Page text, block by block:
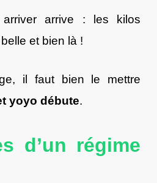
arrive : les kilos
et bien là !
il faut bien le mettre
yoyo débute.
d’un régime